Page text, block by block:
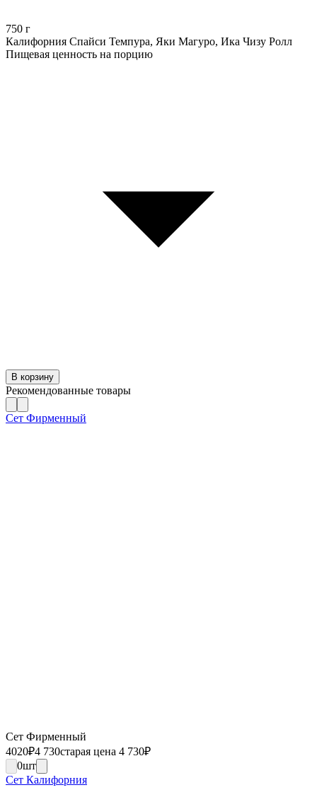
750 г
Калифорния Спайси Темпура, Яки Магуро, Ика Чизу Ролл
Пищевая ценность на порцию
В корзину
Рекомендованные товары
Сет Фирменный
Сет Фирменный
4020₽4 730старая цена 4 730₽
0шт
Сет Калифорния